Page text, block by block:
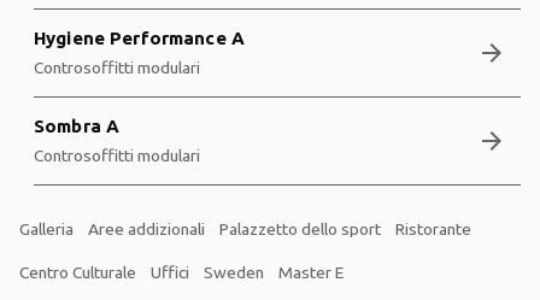
Hygiene Performance A
Controsoffitti modulari arrow_forward
Sombra A
Controsoffitti modulari arrow_forward
Galleria Aree addizionali Palazzetto dello sport Ristorante
Centro Culturale Uffici Sweden Master E